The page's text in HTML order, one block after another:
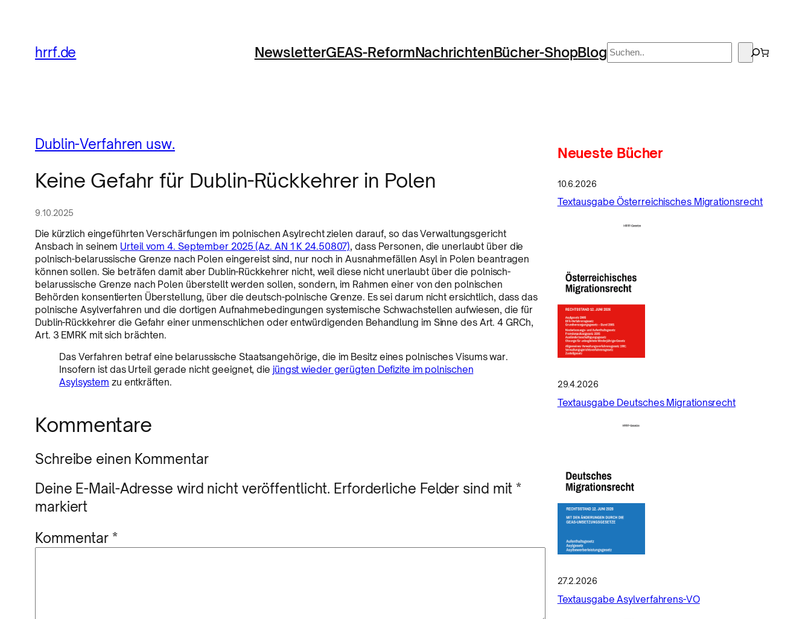
hrrf.de NewsletterGEAS-ReformNachrichtenBücher-ShopBlog Suchen
Dublin-Verfahren usw.
Keine Gefahr für Dublin-Rückkehrer in Polen
9.10.2025
Die kürzlich eingeführten Verschärfungen im polnischen Asylrecht zielen darauf, so das Verwaltungsgericht
Ansbach in seinem Urteil vom 4. September 2025 (Az. AN 1 K 24.50807), dass Personen, die unerlaubt über die
polnisch-belarussische Grenze nach Polen eingereist sind, nur noch in Ausnahmefällen Asyl in Polen beantragen
können sollen. Sie beträfen damit aber Dublin-Rückkehrer nicht, weil diese nicht unerlaubt über die polnisch-
belarussische Grenze nach Polen überstellt werden sollen, sondern, im Rahmen einer von den polnischen
Behörden konsentierten Überstellung, über die deutsch-polnische Grenze. Es sei darum nicht ersichtlich, dass das
polnische Asylverfahren und die dortigen Aufnahmebedingungen systemische Schwachstellen aufwiesen, die für
Dublin-Rückkehrer die Gefahr einer unmenschlichen oder entwürdigenden Behandlung im Sinne des Art. 4 GRCh,
Art. 3 EMRK mit sich brächten.
Das Verfahren betraf eine belarussische Staatsangehörige, die im Besitz eines polnisches Visums war.
Insofern ist das Urteil gerade nicht geeignet, die jüngst wieder gerügten Defizite im polnischen
Asylsystem zu entkräften.
Kommentare
Schreibe einen Kommentar
Deine E-Mail-Adresse wird nicht veröffentlicht. Erforderliche Felder sind mit *
markiert
Kommentar *
Neueste Bücher
10.6.2026
Textausgabe Österreichisches Migrationsrecht
29.4.2026
Textausgabe Deutsches Migrationsrecht
27.2.2026
Textausgabe Asylverfahrens-VO